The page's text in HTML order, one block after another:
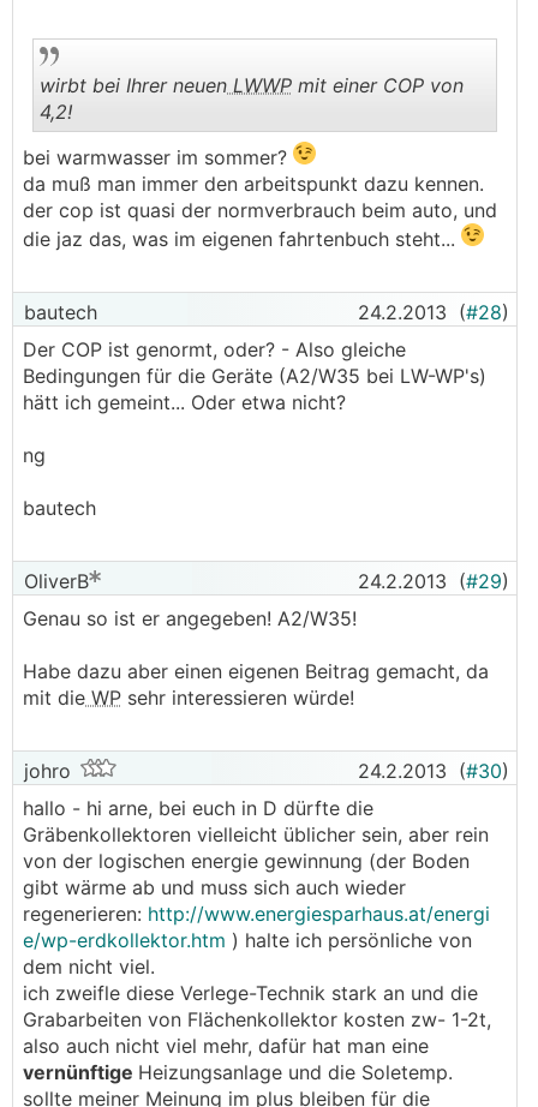
.
wirbt bei Ihrer neuen LWWP mit einer COP von
4,2!
bei warmwasser im sommer?
da muß man immer den arbeitspunkt dazu kennen.
der cop ist quasi der normverbrauch beim auto, und
die jaz das, was im eigenen fahrtenbuch steht...
bautech 24.2.2013 (#28)
Der COP ist genormt, oder? - Also gleiche
Bedingungen für die Geräte (A2/W35 bei LW-WP's)
hätt ich gemeint... Oder etwa nicht?
ng
bautech
OliverB 24.2.2013 (#29)
Genau so ist er angegeben! A2/W35!
Habe dazu aber einen eigenen Beitrag gemacht, da
mit die WP sehr interessieren würde!
johro 24.2.2013 (#30)
hallo - hi arne, bei euch in D dürfte die
Gräbenkollektoren vielleicht üblicher sein, aber rein
von der logischen energie gewinnung (der Boden
gibt wärme ab und muss sich auch wieder
regenerieren: http://www.energiesparhaus.at/energi
e/wp-erdkollektor.htm ) halte ich persönliche von
dem nicht viel.
ich zweifle diese Verlege-Technik stark an und die
Grabarbeiten von Flächenkollektor kosten zw- 1-2t,
also auch nicht viel mehr, dafür hat man eine
vernünftige Heizungsanlage und die Soletemp.
sollte meiner Meinung im plus bleiben für die